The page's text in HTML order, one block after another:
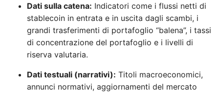
Dati sulla catena: Indicatori come i flussi netti di
stablecoin in entrata e in uscita dagli scambi, i
grandi trasferimenti di portafoglio “balena”, i tassi
di concentrazione del portafoglio e i livelli di
riserva valutaria.
Dati testuali (narrativi): Titoli macroeconomici,
annunci normativi, aggiornamenti del mercato